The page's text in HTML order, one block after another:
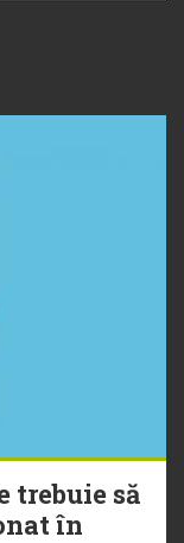
trebuie să
în